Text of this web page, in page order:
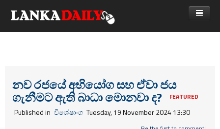
නව රජයේ අභියෝග සහ ඒවා ජය
ගැනීමට ඇති බාධා මොනවා ද? FEATURED
Published in විශේෂාංග Tuesday, 19 November 2024 13:30
ක්‍රීඩා
කලා
විමසීම්
Advertise with us